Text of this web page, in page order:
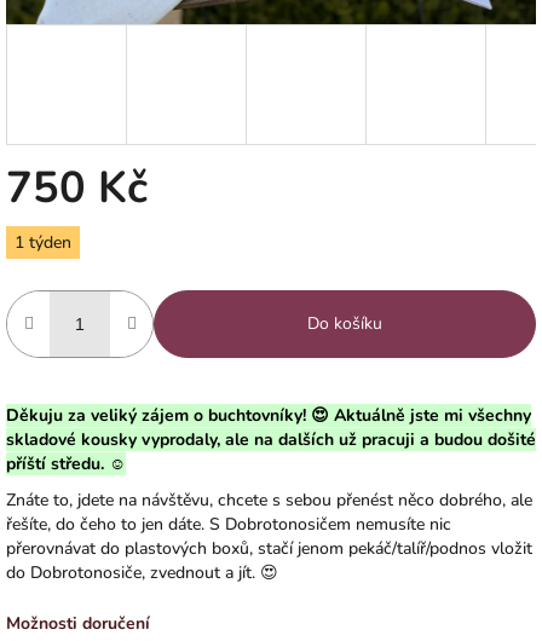
750 Kč
Měrná
cena:
1 týden
Do košíku
Děkuju za veliký zájem o buchtovníky! 😍 Aktuálně jste mi všechny
skladové kousky vyprodaly, ale na dalších už pracuji a budou došité
příští středu. ☺️
Znáte to, jdete na návštěvu, chcete s sebou přenést něco dobrého, ale
řešíte, do čeho to jen dáte. S Dobrotonosičem nemusíte nic
přerovnávat do plastových boxů, stačí jenom pekáč/talíř/podnos vložit
do Dobrotonosiče, zvednout a jít. 😍
Možnosti doručení